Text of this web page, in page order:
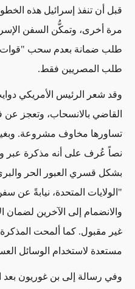
قبل أن تنفذ إسرائيل هذه
مرة أخرى، وتمكُّن السفن
طلب ضمانة بعدم سحب "قوات
طلب المصريين فقط.
وقد شعر الرئيس الأمريكي
القاضي بالانسحاب، وتعجز
نصاً عُرف على أنه مذكرة عبر
بشكل قسري العبور الحر
"الولايات المتحدة، نيابةً عن
والانضمام إلى الآخرين لضمان
غير مقبول. كما ألمحت
مستعدة لاستخدام الوسائل
وفي رسالة إلى بن غوريون بعد